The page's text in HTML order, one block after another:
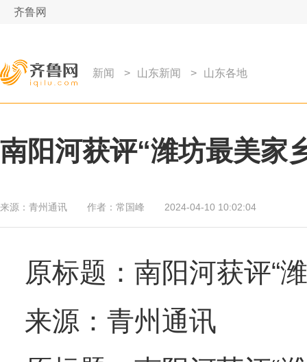
齐鲁网
新闻 > 山东新闻 > 山东各地
南阳河获评“潍坊最美家
来源： 青州通讯 作者： 常国峰 2024-04-10 10:02:04
原标题：南阳河获评“
来源：青州通讯